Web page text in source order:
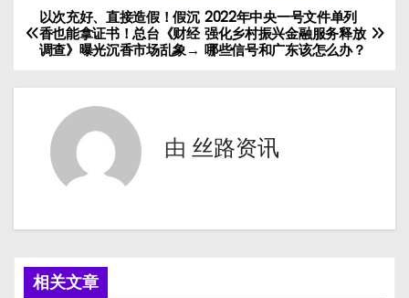
文
章
航
2022年中央一号文件单列
强化乡村振兴金融服务释放
哪些信号和广东该怎么办？
以次充好、直接造假！假沉
香也能拿证书！总台《财经
调查》曝光沉香市场乱象→
由 丝路资讯
相关文章